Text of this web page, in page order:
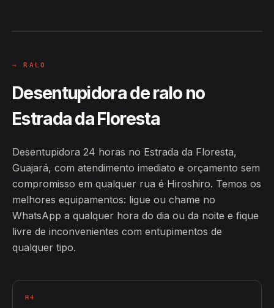
→ RALO
Desentupidora de ralo no
Estrada da Floresta
Desentupidora 24 horas no Estrada da Floresta,
Guajará, com atendimento imediato e orçamento sem
compromisso em qualquer rua é Hiroshiro. Temos os
melhores equipamentos: ligue ou chame no
WhatsApp a qualquer hora do dia ou da noite e fique
livre de inconvenientes com entupimentos de
qualquer tipo.
H4